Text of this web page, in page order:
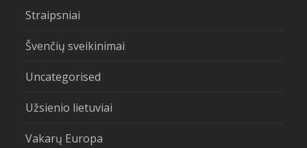
Straipsniai
Švenčių sveikinimai
Uncategorised
Užsienio lietuviai
Vakarų Europa